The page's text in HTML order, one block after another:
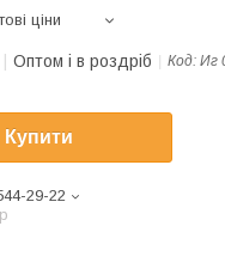
ціни
Оптом і в роздріб Код: Иг
Купити
29-22